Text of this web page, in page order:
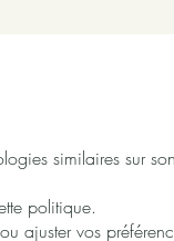
similaires sur
politique.
ajuster vos